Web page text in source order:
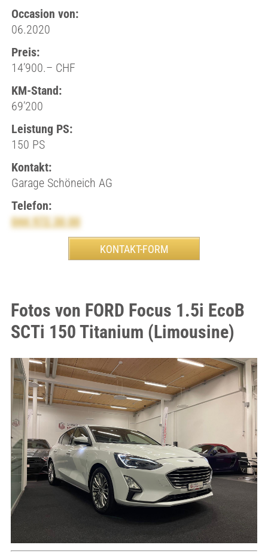
Occasion von:
06.2020
Preis:
14’900.– CHF
KM-Stand:
69’200
Leistung PS:
150 PS
Kontakt:
Garage Schöneich AG
Telefon:
044 972 30 00
Fotos von FORD Focus 1.5i EcoB
SCTi 150 Titanium (Limousine)